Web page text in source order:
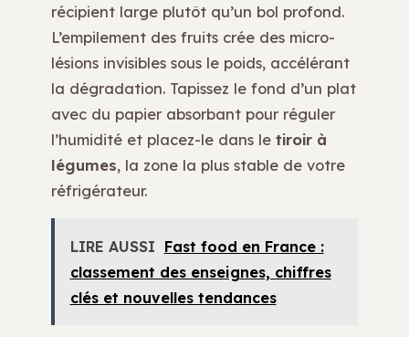
récipient large plutôt qu’un bol profond.
L’empilement des fruits crée des micro-
lésions invisibles sous le poids, accélérant
la dégradation. Tapissez le fond d’un plat
avec du papier absorbant pour réguler
l’humidité et placez-le dans le tiroir à
légumes, la zone la plus stable de votre
réfrigérateur.
LIRE AUSSI Fast food en France :
classement des enseignes, chiffres
clés et nouvelles tendances